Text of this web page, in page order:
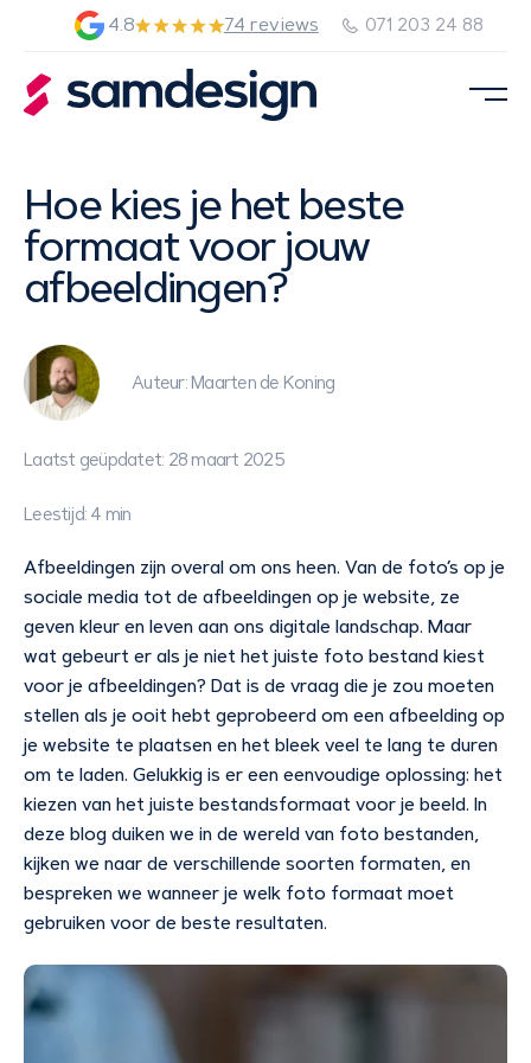
4.8 74 reviews 071 203 24 88
Hoe kies je het beste
formaat voor jouw
afbeeldingen?
Auteur: Maarten de Koning
Laatst geüpdatet: 28 maart 2025
Leestijd: 4 min
Afbeeldingen zijn overal om ons heen. Van de foto’s op je
sociale media tot de afbeeldingen op je website, ze
geven kleur en leven aan ons digitale landschap. Maar
wat gebeurt er als je niet het juiste foto bestand kiest
voor je afbeeldingen? Dat is de vraag die je zou moeten
stellen als je ooit hebt geprobeerd om een afbeelding op
je website te plaatsen en het bleek veel te lang te duren
om te laden. Gelukkig is er een eenvoudige oplossing: het
kiezen van het juiste bestandsformaat voor je beeld. In
deze blog duiken we in de wereld van foto bestanden,
kijken we naar de verschillende soorten formaten, en
bespreken we wanneer je welk foto formaat moet
gebruiken voor de beste resultaten.